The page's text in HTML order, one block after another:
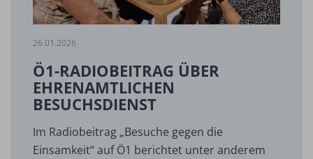
26.01.2026
Ö1-RADIOBEITRAG ÜBER
EHRENAMTLICHEN
BESUCHSDIENST
Im Radiobeitrag „Besuche gegen die
Einsamkeit“ auf Ö1 berichtet unter anderem